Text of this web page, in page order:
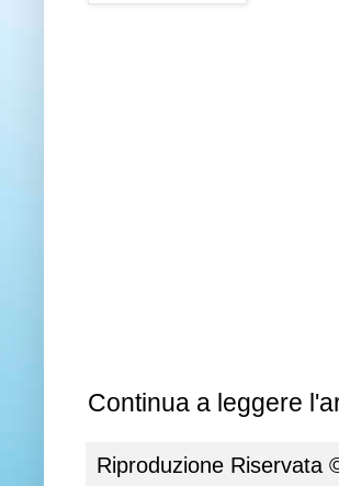
Continua a leggere
Riproduzione Riservata